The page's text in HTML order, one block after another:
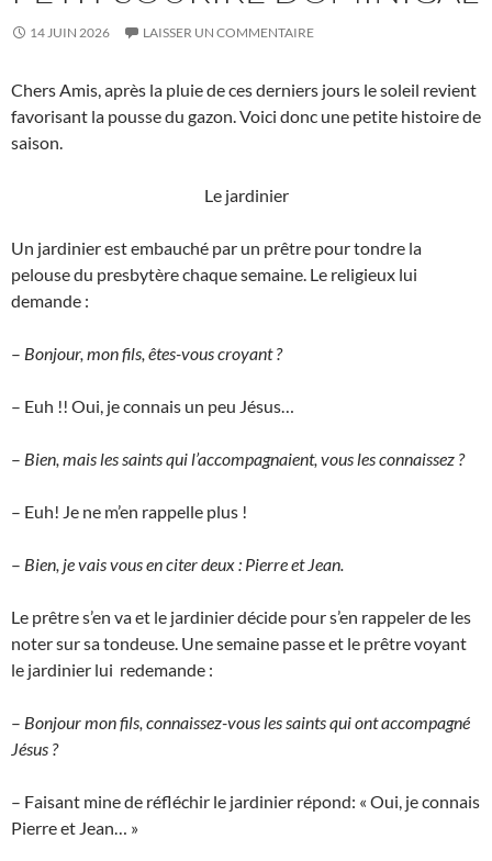
14 JUIN 2026 LAISSER UN COMMENTAIRE
Chers Amis, après la pluie de ces derniers jours le soleil revient
favorisant la pousse du gazon. Voici donc une petite histoire de
saison.
Le jardinier
Un jardinier est embauché par un prêtre pour tondre la
pelouse du presbytère chaque semaine. Le religieux lui
demande :
– Bonjour, mon fils, êtes-vous croyant ?
– Euh !! Oui, je connais un peu Jésus…
– Bien, mais les saints qui l’accompagnaient, vous les connaissez ?
– Euh! Je ne m’en rappelle plus !
– Bien, je vais vous en citer deux : Pierre et Jean.
Le prêtre s’en va et le jardinier décide pour s’en rappeler de les
noter sur sa tondeuse. Une semaine passe et le prêtre voyant
le jardinier lui redemande :
– Bonjour mon fils, connaissez-vous les saints qui ont accompagné
Jésus ?
– Faisant mine de réfléchir le jardinier répond: « Oui, je connais
Pierre et Jean… »